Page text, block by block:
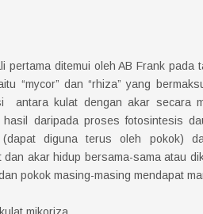
pertama ditemui oleh AB Frank
“mycor” dan “rhiza” yang
antara kulat dengan akar secara
hasil daripada proses fotosintesis
diguna terus oleh pokok)
dan akar hidup bersama-sama atau
pokok masing-masing mendapat